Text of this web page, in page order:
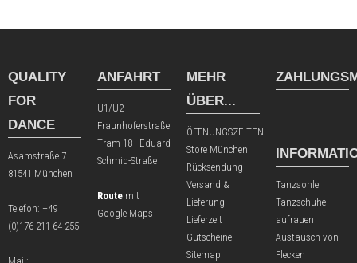
QUALITY
FOR
DANCE
Asamstraße 7
81541 München
Telefon: +49
(0)176 211 64 255
ANFAHRT
U1/U2 -
Fraunhoferstraße
Tram 18 - Eduard
Schmid-Straße
Route mit
Google Maps
MEHR
ÜBER...
ÖFFNUNGSZEITEN
Store München
Rücksendung
Versand &
Lieferung
Lieferzeit
Gutscheine
Sitemap
Tanzsohle
Tanzschuhe
aufrauen
Austausch von
Flecken